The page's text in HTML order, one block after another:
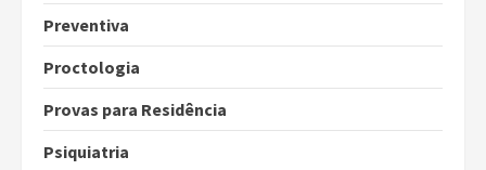
Preventiva
Proctologia
Provas para Residência
Psiquiatria